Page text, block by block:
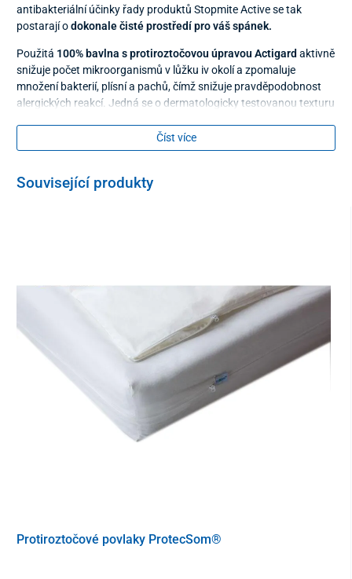
antibakteriální účinky řady produktů Stopmite Active se tak
postarají odokonale čisté prostředí pro váš spánek.
Použitá 100% bavlna s protiroztočovou úpravou Actigard aktivně
snižuje počet mikroorganismů v lůžku iv okolí a zpomaluje
množení bakterií, plísní a pachů, čímž snižuje pravděpodobnost
alergických reakcí. Jedná se o dermatologicky testovanou texturu
drobnými kuličkami, které mají výborné
Parametry
Material 100 % bavlna s úpravou Actigard
100 % polyestr Amball
70 x 90 cm
Číst více
Související produkty
Protiroztočové povlaky ProtecSom®